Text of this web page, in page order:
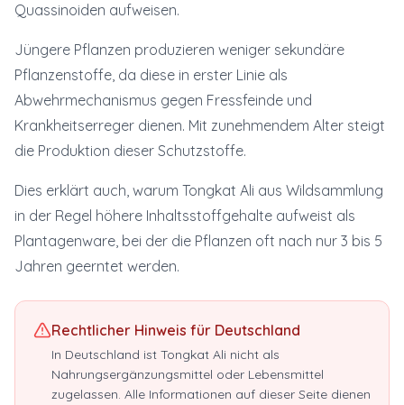
Quassinoiden aufweisen.
Jüngere Pflanzen produzieren weniger sekundäre
Pflanzenstoffe, da diese in erster Linie als
Abwehrmechanismus gegen Fressfeinde und
Krankheitserreger dienen. Mit zunehmendem Alter steigt
die Produktion dieser Schutzstoffe.
Dies erklärt auch, warum Tongkat Ali aus Wildsammlung
in der Regel höhere Inhaltsstoffgehalte aufweist als
Plantagenware, bei der die Pflanzen oft nach nur 3 bis 5
Jahren geerntet werden.
Rechtlicher Hinweis für Deutschland
In Deutschland ist Tongkat Ali nicht als
Nahrungsergänzungsmittel oder Lebensmittel
zugelassen. Alle Informationen auf dieser Seite dienen